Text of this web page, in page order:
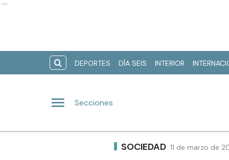
Ads
DEPORTES DÍA SEIS INTERIOR
Secciones
SOCIEDAD 11 de marzo de